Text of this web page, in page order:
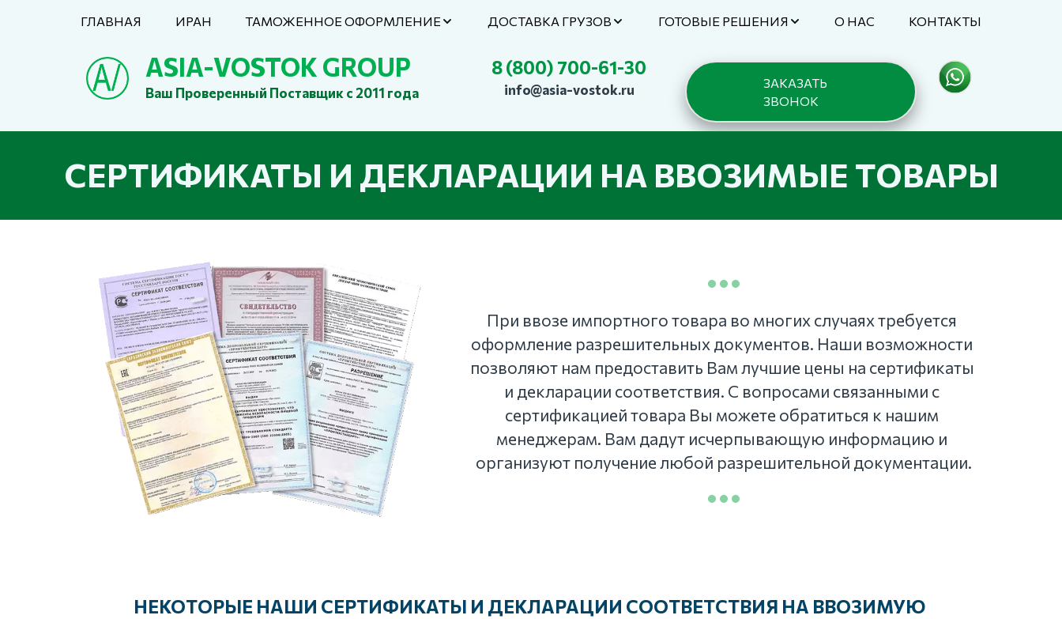
ГЛАВНАЯ ИРАН ТАМОЖЕННОЕ ОФОРМЛЕНИЕ ДОСТАВКА ГРУЗОВ ГОТОВЫЕ РЕШЕНИЯ О НАС КОНТАКТЫ
ASIA-VOSTOK GROUP
Ваш Проверенный Поставщик с 2011 года
8 (800) 700-61-30
info@asia-vostok.ru
ЗАКАЗАТЬ
ЗВОНОК
СЕРТИФИКАТЫ И ДЕКЛАРАЦИИ НА ВВОЗИМЫЕ ТОВАРЫ
При ввозе импортного товара во многих случаях требуется
оформление разрешительных документов. Наши возможности
позволяют нам предоставить Вам лучшие цены на сертификаты
и декларации соответствия. С вопросами связанными с
сертификацией товара Вы можете обратиться к нашим
менеджерам. Вам дадут исчерпывающую информацию и
организуют получение любой разрешительной документации.
НЕКОТОРЫЕ НАШИ СЕРТИФИКАТЫ И ДЕКЛАРАЦИИ СООТВЕТСТВИЯ НА ВВОЗИМУЮ